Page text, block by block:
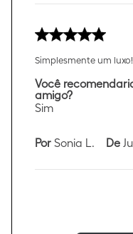
Simplesmente um luxo!
Você
amigo?
Sim
Por Sonia L. De